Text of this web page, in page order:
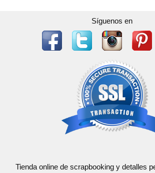
Síguenos en
Tienda online de scrapbooking y detalles